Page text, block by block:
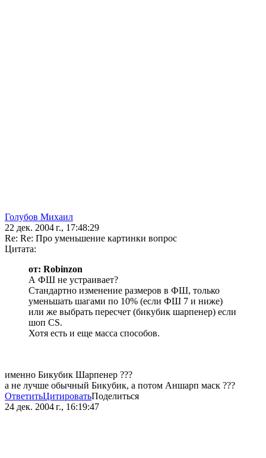
Голубов Михаил
22 дек. 2004 г., 17:48:29
Re: Re: Про уменьшение картинки вопрос
Цитата:
от: Robinzon
А ФШ не устраивает?
Стандартно изменение размеров в ФШ, только
уменьшать шагами по 10% (если ФШ 7 и ниже)
или же выбрать пересчет (бикубик шарпенер) если
шоп CS.
Хотя есть и еще масса способов.
именно Бикубик Шарпенер ???
а не лучше обычный Бикубик, а потом Аншарп маск ???
ОтветитьЦитироватьПоделиться
24 дек. 2004 г., 16:19:47